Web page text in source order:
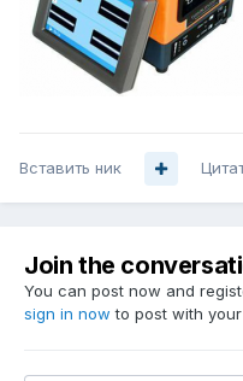
Вставить ник
Join the
You can post now and
sign in now to post with